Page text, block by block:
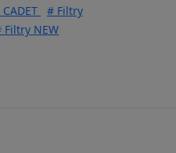
# Filtry
Filtry NEW